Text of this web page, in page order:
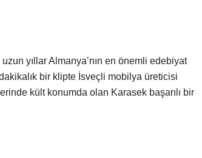
yıllar Almanya’nın en önemli edebiyat
bir klipte İsveçli mobilya üreticisi
kült konumda olan Karasek başarılı bir